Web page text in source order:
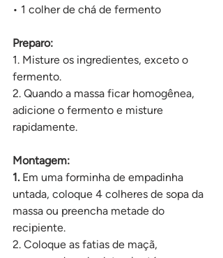
• 1 colher de chá de fermento
Preparo:
1. Misture os ingredientes, exceto o
fermento.
2. Quando a massa ficar homogênea,
adicione o fermento e misture
rapidamente.
Montagem:
1. Em uma forminha de empadinha
untada, coloque 4 colheres de sopa da
massa ou preencha metade do
recipiente.
2. Coloque as fatias de maçã,